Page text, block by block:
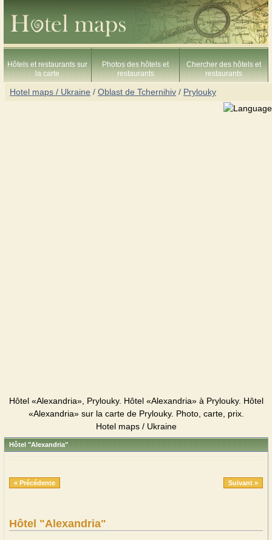
Hôtels et restaurants sur
la carte
Photos des hôtels et
restaurants
Chercher des hôtels et
restaurants
Hotel maps / Ukraine / Oblast de Tchernihiv / Prylouky
Hôtel «Alexandria», Prylouky. Hôtel «Alexandria» à Prylouky. Hôtel
«Alexandria» sur la carte de Prylouky. Photo, carte, prix.
Hotel maps / Ukraine
Hôtel "Alexandria"
« Précédente Suivant »
Hôtel "Alexandria"